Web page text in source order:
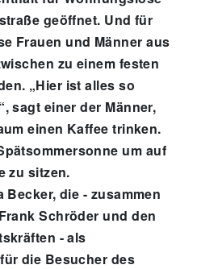
geöffnet. Und für
Frauen und Männer aus
zu einem festen
„Hier ist alles so
sagt einer der Männer,
einen Kaffee trinken.
um auf
zu sitzen.
die - zusammen
Schröder und den
- als
die Besucher des